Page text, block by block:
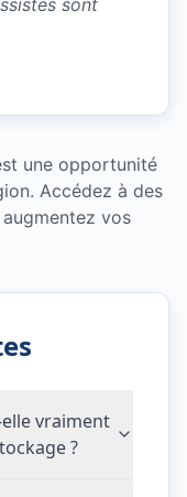
sont
une opportunité
Accédez à des
vos
vraiment
?